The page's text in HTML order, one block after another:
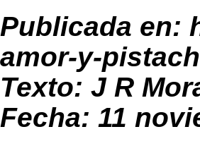
Publicada en:
amor-y-
Texto: J R
Fecha: 11